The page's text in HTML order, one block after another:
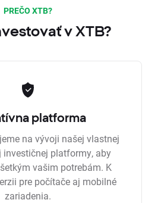
PREČO XTB?
v XTB?
platforma
na vývoji našej vlastnej
investičnej platformy, aby
vašim potrebám. K
pre počítače aj mobilné
zariadenia.